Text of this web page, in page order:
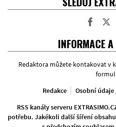
INFORMACE
Redaktora můžete kontakovat v
Redakce
Osobní údaje
RSS kanály serveru
potřebu. Jakékoli další šíření obsahu